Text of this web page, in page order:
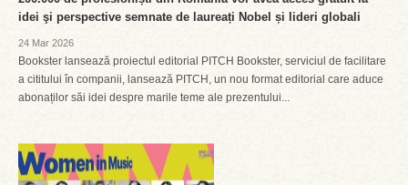
idei şi perspective semnate de laureați Nobel și lideri globali
24 Mar 2026
Bookster lansează proiectul editorial PITCH Bookster, serviciul de facilitare
a cititului în companii, lansează PITCH, un nou format editorial care aduce
abonaților săi idei despre marile teme ale prezentului...